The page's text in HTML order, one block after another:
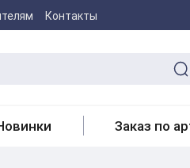
Контакты
Заказ по